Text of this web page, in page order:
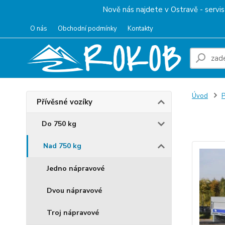
Nově nás najdete v Ostravě -
O nás Obchodní podmínky Kontakty
Přívěsné vozíky
Do 750 kg
Nad 750 kg
Jedno nápravové
Dvou nápravové
Troj nápravové
Úvod